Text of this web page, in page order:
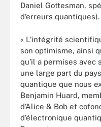
Daniel Gottesman,
d’erreurs quantiques).
« L’intégrité
son optimisme, ainsi
qu’il a permises avec
une large part du
quantique que nous
Benjamin Huard,
d’Alice & Bob et
d’électronique